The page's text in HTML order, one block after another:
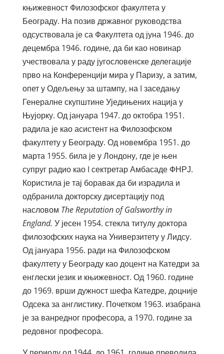
књижевност Филозофског факултета у
Београду. На позив државног руководства
одсуствовала је са Факултета од јуна 1946. до
децембра 1946. године, да би као новинар
учествовала у раду југословенске делегације
прво на Конференцији мира у Паризу, а затим,
опет у Одељењу за штампу, на I заседању
Генералне скупштине Уједињених нација у
Њујорку. Од јануара 1947. до октобра 1951.
радила је као асистент на Филозофском
факултету у Београду. Од новембра 1951. до
марта 1955. била је у Лондону, где је њен
супруг радио као I сектретар Амбасаде ФНРЈ.
Користила је тај боравак да би израдила и
одбранила докторску дисертацију под
насловом The Reputation of Galsworthy in
England. У јесен 1954. стекла титулу доктора
филозофских наука на Универзитету у Лидсу.
Од јануара 1956. ради на Филозофском
факултету у Београду као доцент на Катедри за
енглески језик и књижевност. Од 1960. године
до 1969. врши дужност шефа Катедре, доцније
Одсека за англистику. Почетком 1963. изабрана
је за ванредног професора, а 1970. године за
редовног професора.